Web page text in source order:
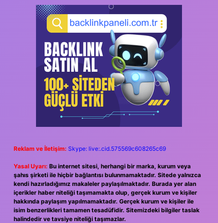
Reklam ve İletişim: Skype: live:.cid.575569c608265c69
Yasal Uyarı: Bu internet sitesi, herhangi bir marka, kurum veya
şahıs şirketi ile hiçbir bağlantısı bulunmamaktadır. Sitede yalnızca
kendi hazırladığımız makaleler paylaşılmaktadır. Burada yer alan
içerikler haber niteliği taşımamakta olup, gerçek kurum ve kişiler
hakkında paylaşım yapılmamaktadır. Gerçek kurum ve kişiler ile
isim benzerlikleri tamamen tesadüfidir. Sitemizdeki bilgiler taslak
halindedir ve tavsiye niteliği taşımazlar.